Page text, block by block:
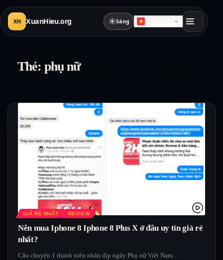
XH XuanHieu.org ☀Sáng
Thẻ: phụ nữ
GIÁ RẺ NHẤT REVIEW
Nên mua Iphone 8 Iphone 8 Plus X ở đâu uy tín giá rẻ
nhất?
Câu chuyện 1 thanh niên nhân dịp ngày Phụ nữ Việt Nam…